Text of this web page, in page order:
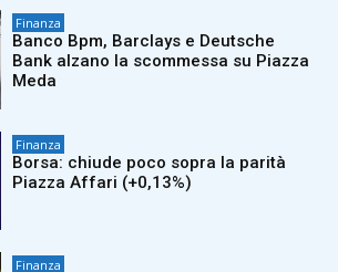
Finanza
Banco Bpm, Barclays e Deutsche
Bank alzano la scommessa su Piazza
Meda
Finanza
Borsa: chiude poco sopra la parità
Piazza Affari (+0,13%)
Finanza